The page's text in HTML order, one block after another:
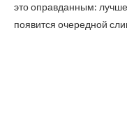
это оправданным:
появится очередной